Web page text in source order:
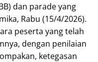
dan parade yang
Rabu (15/4/2026).
peserta yang telah
dengan penilaian
ketegasan